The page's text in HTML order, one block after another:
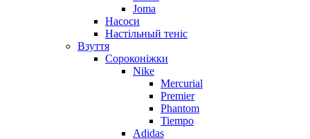
Joma
Насоси
Настільный теніс
Взуття
Сороконіжки
Nike
Mercurial
Premier
Phantom
Tiempo
Adidas